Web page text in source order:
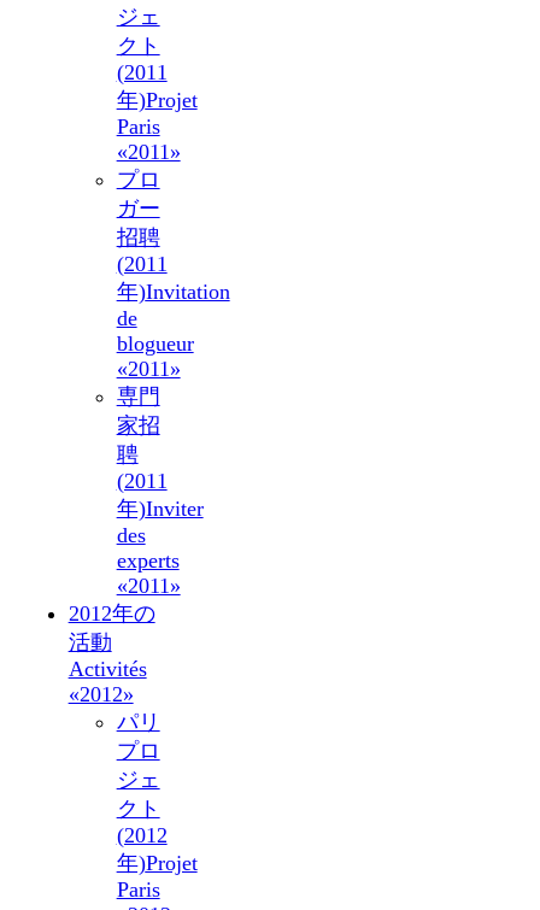
ジェ
クト
(2011
年)Projet
Paris
«2011»
プロ
ガー
招聘
(2011
年)Invitation
de
blogueur
«2011»
専門
家招
聘
(2011
年)Inviter
des
experts
«2011»
2012年の
活動
Activités
«2012»
パリ
プロ
ジェ
クト
(2012
年)Projet
Paris